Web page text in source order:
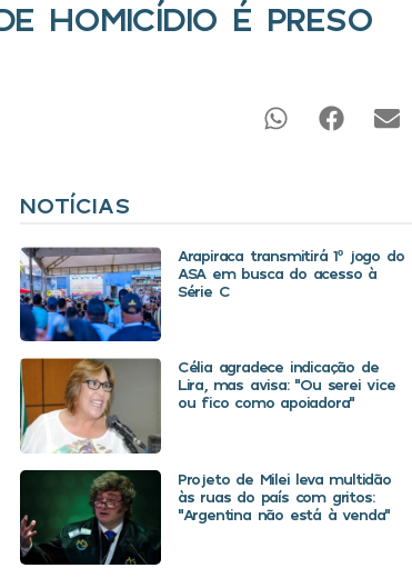
HOMICÍDIO É PRESO
NOTÍCIAS
Arapiraca transmitirá 1º jogo do
ASA em busca do acesso à
Série C
Célia agradece indicação de
Lira, mas avisa: “Ou serei vice
ou fico como apoiadora”
Projeto de Milei leva multidão
às ruas do país com gritos:
“Argentina não está à venda”